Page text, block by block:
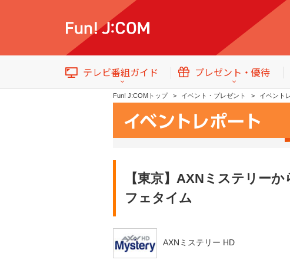
テレビ番組ガイド プレゼント・優待
テレビ番組情報トップ 今日
番組ジャンル
イベント・プレゼント
Fun! J:COMトップ イベント・プレゼント イベント
【東京】AXNミステリー
フェタイム
AXNミステリー HD